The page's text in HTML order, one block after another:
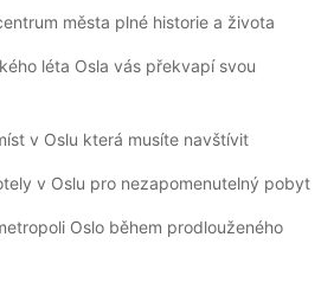
města plné historie a života
léta Osla vás překvapí svou
v Oslu která musíte navštívit
v Oslu pro nezapomenutelný pobyt
Oslo během prodlouženého